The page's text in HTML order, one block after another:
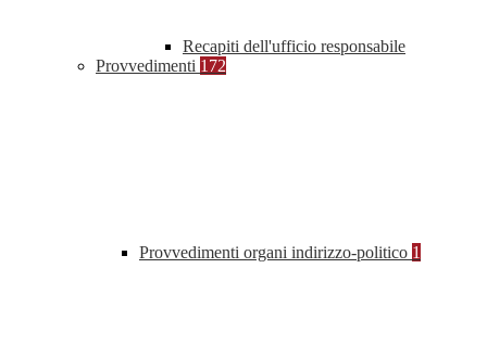
Recapiti dell'ufficio responsabile
Provvedimenti 172
Provvedimenti organi indirizzo-politico 1